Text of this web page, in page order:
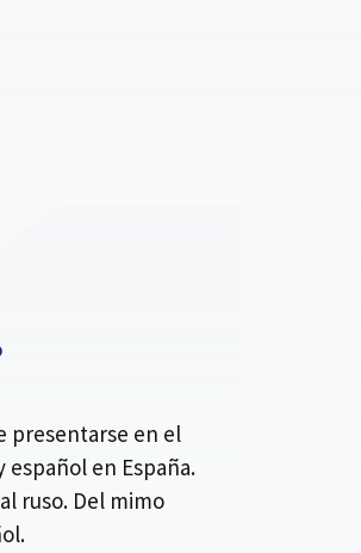
presentarse en el
en España.
ruso. Del mimo